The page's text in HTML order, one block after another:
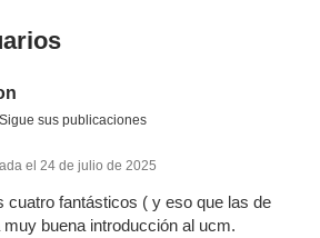
Sigue sus publicaciones
el 24 de julio de 2025
cuatro fantásticos ( y eso que las de
buena introducción al ucm.